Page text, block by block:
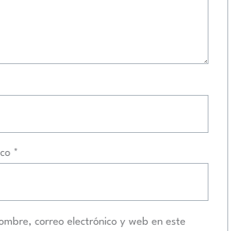
*
correo electrónico y web en este